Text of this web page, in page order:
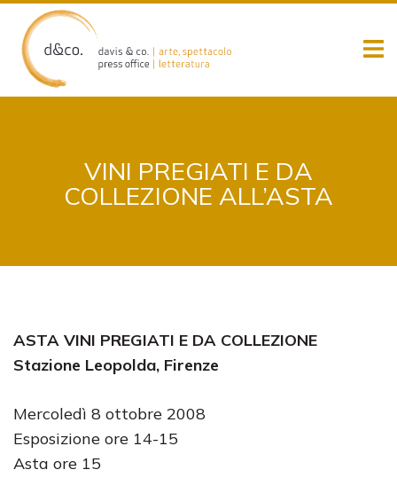
content
VINI PREGIATI E DA
COLLEZIONE ALL’ASTA
ASTA VINI PREGIATI E DA COLLEZIONE
Stazione Leopolda, Firenze
Mercoledì 8 ottobre 2008
Esposizione ore 14-15
Asta ore 15